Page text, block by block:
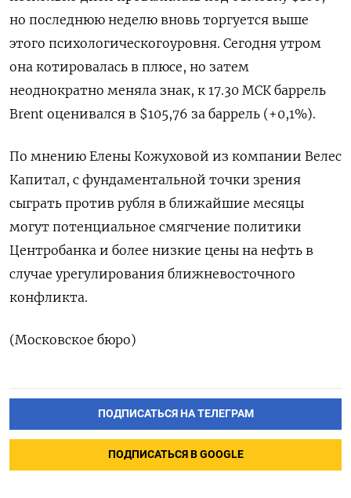
но последнюю неделю вновь торгуется выше
этого психологическогоуровня. Сегодня утром
она ‌котировалась в плюсе, но затем
неоднократно меняла знак, к 17.30 МСК баррель
Brent оценивался в $105,76 за баррель (+0,1%).
По мнению Елены Кожуховой из ​компании Велес
Капитал, с фундаментальной точки зрения
сыграть против рубля в ближайшие месяцы
могут потенциальное смягчение ‌политики
Центробанка и более низкие цены на нефть в
случае урегулирования ближневосточного
конфликта.
(Московское бюро)
ПОДПИСАТЬСЯ НА ТЕЛЕГРАМ
ПОДПИСАТЬСЯ В GOOGLE